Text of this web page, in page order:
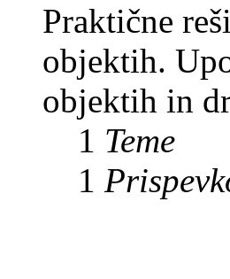
Praktične
objektih.
objektih in
1 Teme
1